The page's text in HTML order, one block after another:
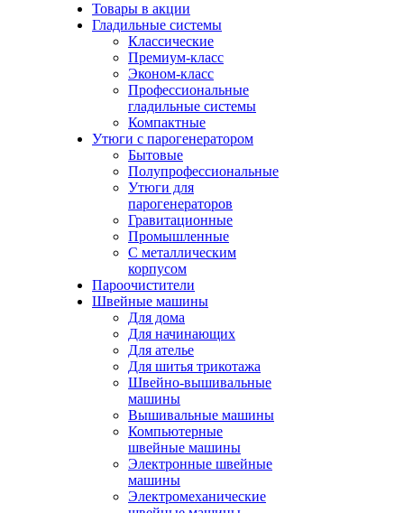
Товары в акции
Гладильные системы
Классические
Премиум-класс
Эконом-класс
Профессиональные
гладильные системы
Компактные
Утюги с парогенератором
Бытовые
Полупрофессиональные
Утюги для
парогенераторов
Гравитационные
Промышленные
С металлическим
корпусом
Пароочистители
Швейные машины
Для дома
Для начинающих
Для ателье
Для шитья трикотажа
Швейно-вышивальные
машины
Вышивальные машины
Компьютерные
швейные машины
Электронные швейные
машины
Электромеханические